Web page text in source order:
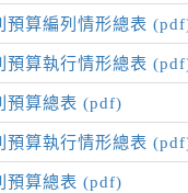
預算編列情形總表
預算執行情形總表
預算總表 (pdf)
預算執行情形總表
預算總表 (pdf)